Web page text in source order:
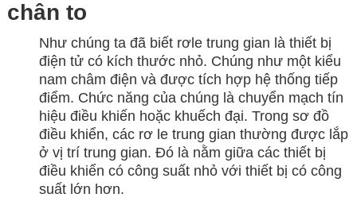
chân to
Như chúng ta đã biết rơle trung gian là thiết bị
điện tử có kích thước nhỏ. Chúng như một kiểu
nam châm điện và được tích hợp hệ thống tiếp
điểm. Chức năng của chúng là chuyển mạch tín
hiệu điều khiến hoặc khuếch đại. Trong sơ đồ
điều khiển, các rơ le trung gian thường được lắp
ở vị trí trung gian. Đó là nằm giữa các thiết bị
điều khiển có công suất nhỏ với thiết bị có công
suất lớn hơn.